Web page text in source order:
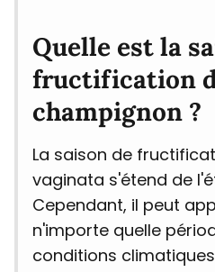
Quelle est la
fructification
champignon ?
La saison de
vaginata s'étend de
Cependant, il peut
n'importe quelle
conditions